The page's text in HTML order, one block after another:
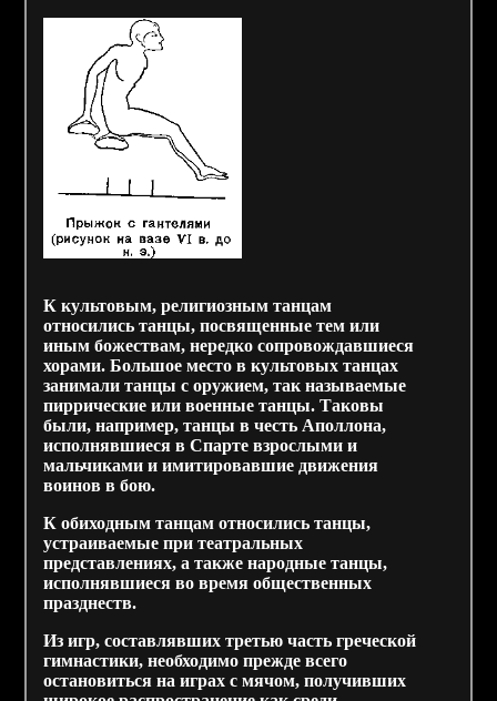
К культовым, религиозным танцам
относились танцы, посвященные тем или
иным божествам, нередко сопровождавшиеся
хорами. Большое место в культовых танцах
занимали танцы с оружием, так называемые
пиррические или военные танцы. Таковы
были, например, танцы в честь Аполлона,
исполнявшиеся в Спарте взрослыми и
мальчиками и имитировавшие движения
воинов в бою.
К обиходным танцам относились танцы,
устраиваемые при театральных
представлениях, а также народные танцы,
исполнявшиеся во время общественных
празднеств.
Из игр, составлявших третью часть греческой
гимнастики, необходимо прежде всего
остановиться на играх с мячом, получивших